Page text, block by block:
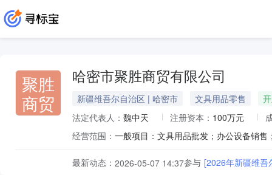
聚胜
商贸
哈密市聚胜商贸有限公司
新疆维吾尔自治区 | 哈密市 文具用品零售
法定代表人： 魏中天 注册资本： 100万元
经营范围：
最新动态： 2026-05-07 14:37参与 [2026年新疆维吾